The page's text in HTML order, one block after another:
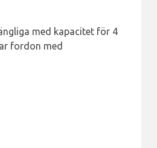
med kapacitet för 4
fordon med